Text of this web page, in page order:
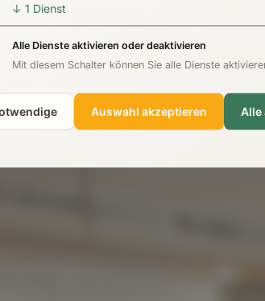
↓ 1 Dienst
Alle Dienste aktivieren oder deaktivieren
Mit diesem Schalter können Sie alle Dienste
Auswahl akzeptieren Alle